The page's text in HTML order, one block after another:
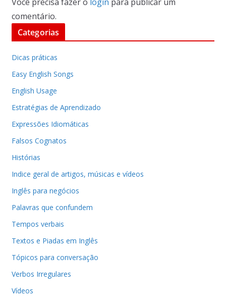
comentário.
Categorias
Dicas práticas
Easy English Songs
English Usage
Estratégias de Aprendizado
Expressões Idiomáticas
Falsos Cognatos
Histórias
Indice geral de artigos, músicas e vídeos
Inglês para negócios
Palavras que confundem
Tempos verbais
Textos e Piadas em Inglês
Tópicos para conversação
Verbos Irregulares
Vídeos